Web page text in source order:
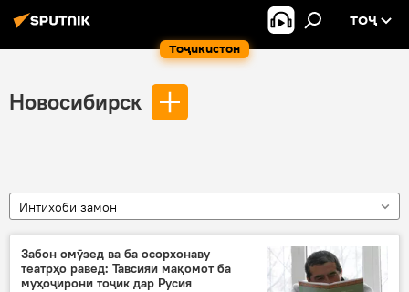
Тоҷикистон
ТОҶ
Новосибирск
Интихоби замон
Забон омӯзед ва ба осорхонаву
театрҳо равед: Тавсияи мақомот ба
муҳоҷирони тоҷик дар Русия